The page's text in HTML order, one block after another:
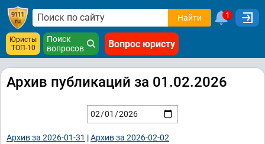
Найти 1
Юристы
ТОП-10
Поиск
вопросов
Вопрос юристу
Архив публикаций за 01.02.2026
Архив за 2026-01-31 |Архив за 2026-02-02